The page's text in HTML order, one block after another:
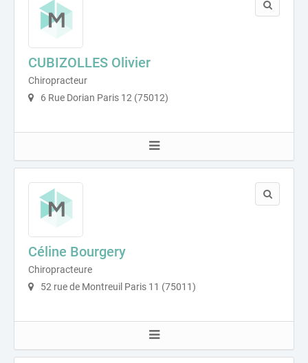
CUBIZOLLES Olivier
Chiropracteur
6 Rue Dorian Paris 12 (75012)
Céline Bourgery
Chiropracteure
52 rue de Montreuil Paris 11 (75011)